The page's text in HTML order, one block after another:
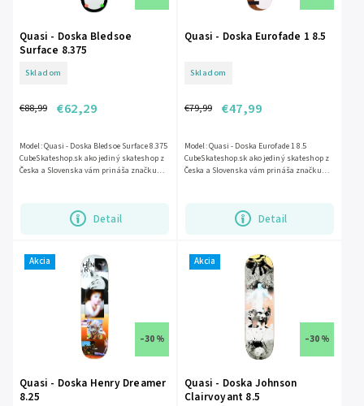
Quasi - Doska Bledsoe
Surface 8.375
Skladom
€88,99 €62,29
Detail
Model: Quasi - Doska Bledsoe Surface 8.375
CubeSkateshop.sk ako jediný skateshop z
Česka a Slovenska vám prináša značku
Quasi - Doska Eurofade 1 8.5
Skladom
€79,99 €47,99
Detail
Model: Quasi - Doska Eurofade 1 8.5
CubeSkateshop.sk ako jediný skateshop z
Česka a Slovenska vám prináša značku
Akcia
–30 %
Quasi - Doska Henry Dreamer
8.25
Akcia
–30 %
Quasi - Doska Johnson
Clairvoyant 8.5